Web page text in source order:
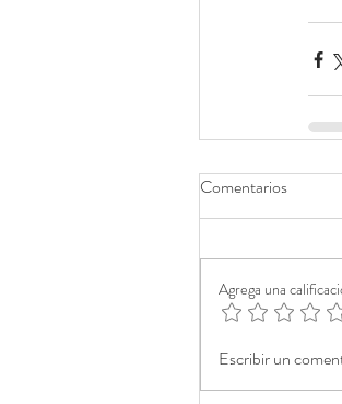
Comentarios
Agrega una
Escribir un